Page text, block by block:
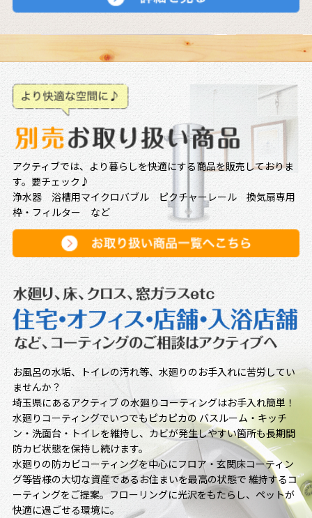
アクティブでは、より暮らしを快適にする商品を販売しておりま
す。要チェック♪
浄水器 浴槽用マイクロバブル ピクチャーレール 換気扇専用
枠・フィルター など
お風呂の水垢、トイレの汚れ等、水廻りのお手入れに苦労してい
ませんか？
埼玉県にあるアクティブ の水廻りコーティングはお手入れ簡単！
水廻りコーティングでいつでもピカピカの バスルーム・キッチ
ン・洗面台・トイレを維持し、カビが発生しやすい箇所も長期間
防カビ状態を保持し続けます。
水廻りの防カビコーティングを中心にフロア・玄関床コーティン
グ等皆様の大切な資産であるお住まいを最高の状態で 維持するコ
ーティングをご提案。フローリングに光沢をもたらし、ペットが
快適に過ごせる環境に。